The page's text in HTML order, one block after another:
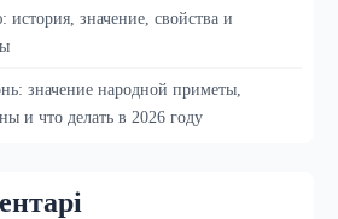
значение, свойства и
значение народной приметы,
и что делать в 2026 году